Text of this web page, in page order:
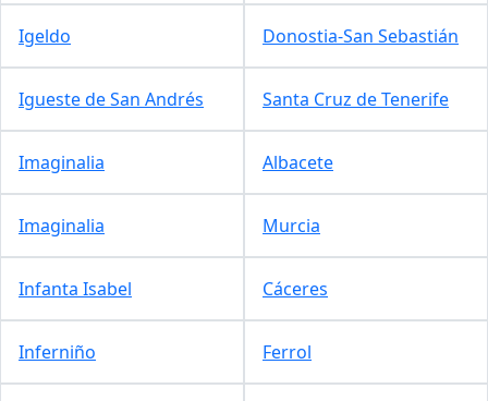
Igeldo Donostia-San Sebastián
Igueste de San Andrés Santa Cruz de Tenerife
Imaginalia Albacete
Imaginalia Murcia
Infanta Isabel Cáceres
Inferniño Ferrol